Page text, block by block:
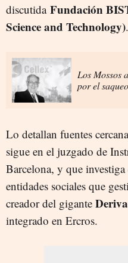
discutida Fundación
Science and Technology).
Los Mossos
por el
Lo detallan fuentes
sigue en el juzgado de
Barcelona, y que
entidades sociales que
creador del gigante
integrado en Ercros.